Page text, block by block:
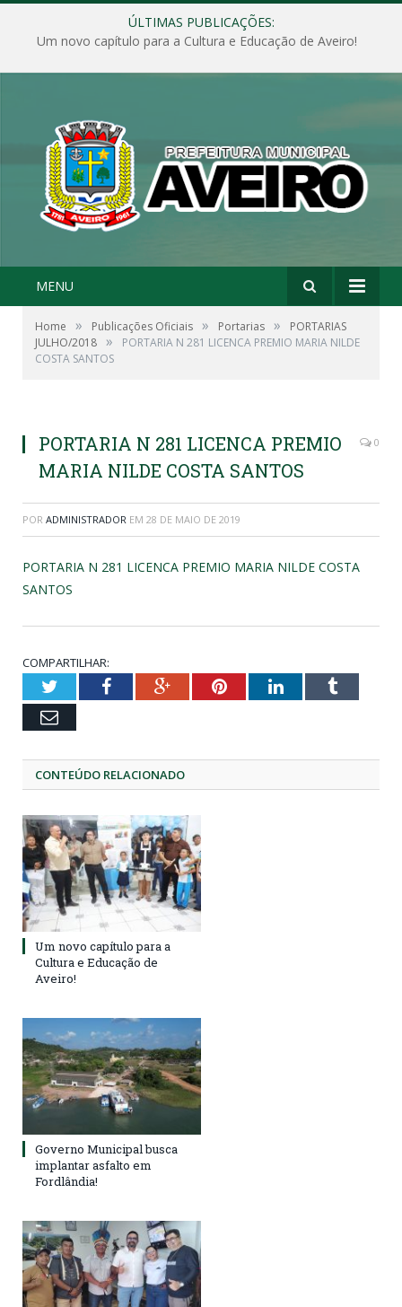
ÚLTIMAS PUBLICAÇÕES:
Um novo capítulo para a Cultura e Educação de Aveiro!
MENU
Home » Publicações Oficiais » Portarias »
PORTARIAS
JULHO/2018 »
PORTARIA N 281 LICENCA PREMIO MARIA NILDE
COSTA SANTOS
PORTARIA N 281 LICENCA PREMIO
MARIA NILDE COSTA SANTOS
0
POR ADMINISTRADOR EM 28 DE MAIO DE 2019
PORTARIA N 281 LICENCA PREMIO MARIA NILDE COSTA
SANTOS
COMPARTILHAR:
TwitterFacebookGoogle+PinterestLinkedInTumblr
Email
CONTEÚDO RELACIONADO
Um novo capítulo para a
Cultura e Educação de
Aveiro!
Governo Municipal busca
implantar asfalto em
Fordlândia!